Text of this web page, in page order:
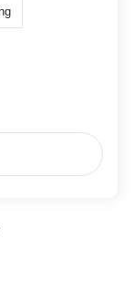
la page
sur la page